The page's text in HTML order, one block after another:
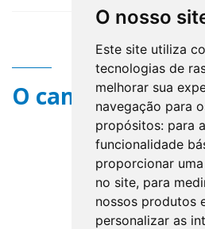
O nosso
Este site utiliza
tecnologias de
melhorar sua
navegação para
propósitos: para
funcionalidade
proporcionar
no site, para
nossos produtos
personalizar as
O campo title não